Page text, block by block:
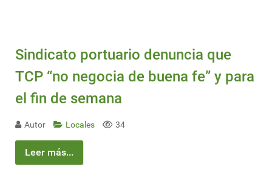
Sindicato portuario denuncia que
TCP “no negocia de buena fe” y para
el fin de semana
Autor Locales 34
Leer más...